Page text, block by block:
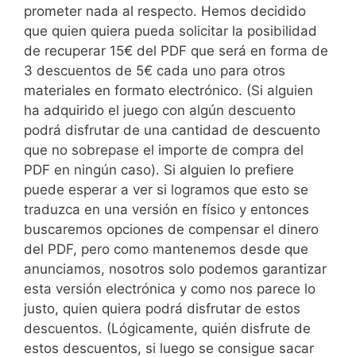
prometer nada al respecto. Hemos decidido
que quien quiera pueda solicitar la posibilidad
de recuperar 15€ del PDF que será en forma de
3 descuentos de 5€ cada uno para otros
materiales en formato electrónico. (Si alguien
ha adquirido el juego con algún descuento
podrá disfrutar de una cantidad de descuento
que no sobrepase el importe de compra del
PDF en ningún caso). Si alguien lo prefiere
puede esperar a ver si logramos que esto se
traduzca en una versión en físico y entonces
buscaremos opciones de compensar el dinero
del PDF, pero como mantenemos desde que
anunciamos, nosotros solo podemos garantizar
esta versión electrónica y como nos parece lo
justo, quien quiera podrá disfrutar de estos
descuentos. (Lógicamente, quién disfrute de
estos descuentos, si luego se consigue sacar